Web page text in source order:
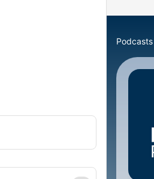
Podcasts